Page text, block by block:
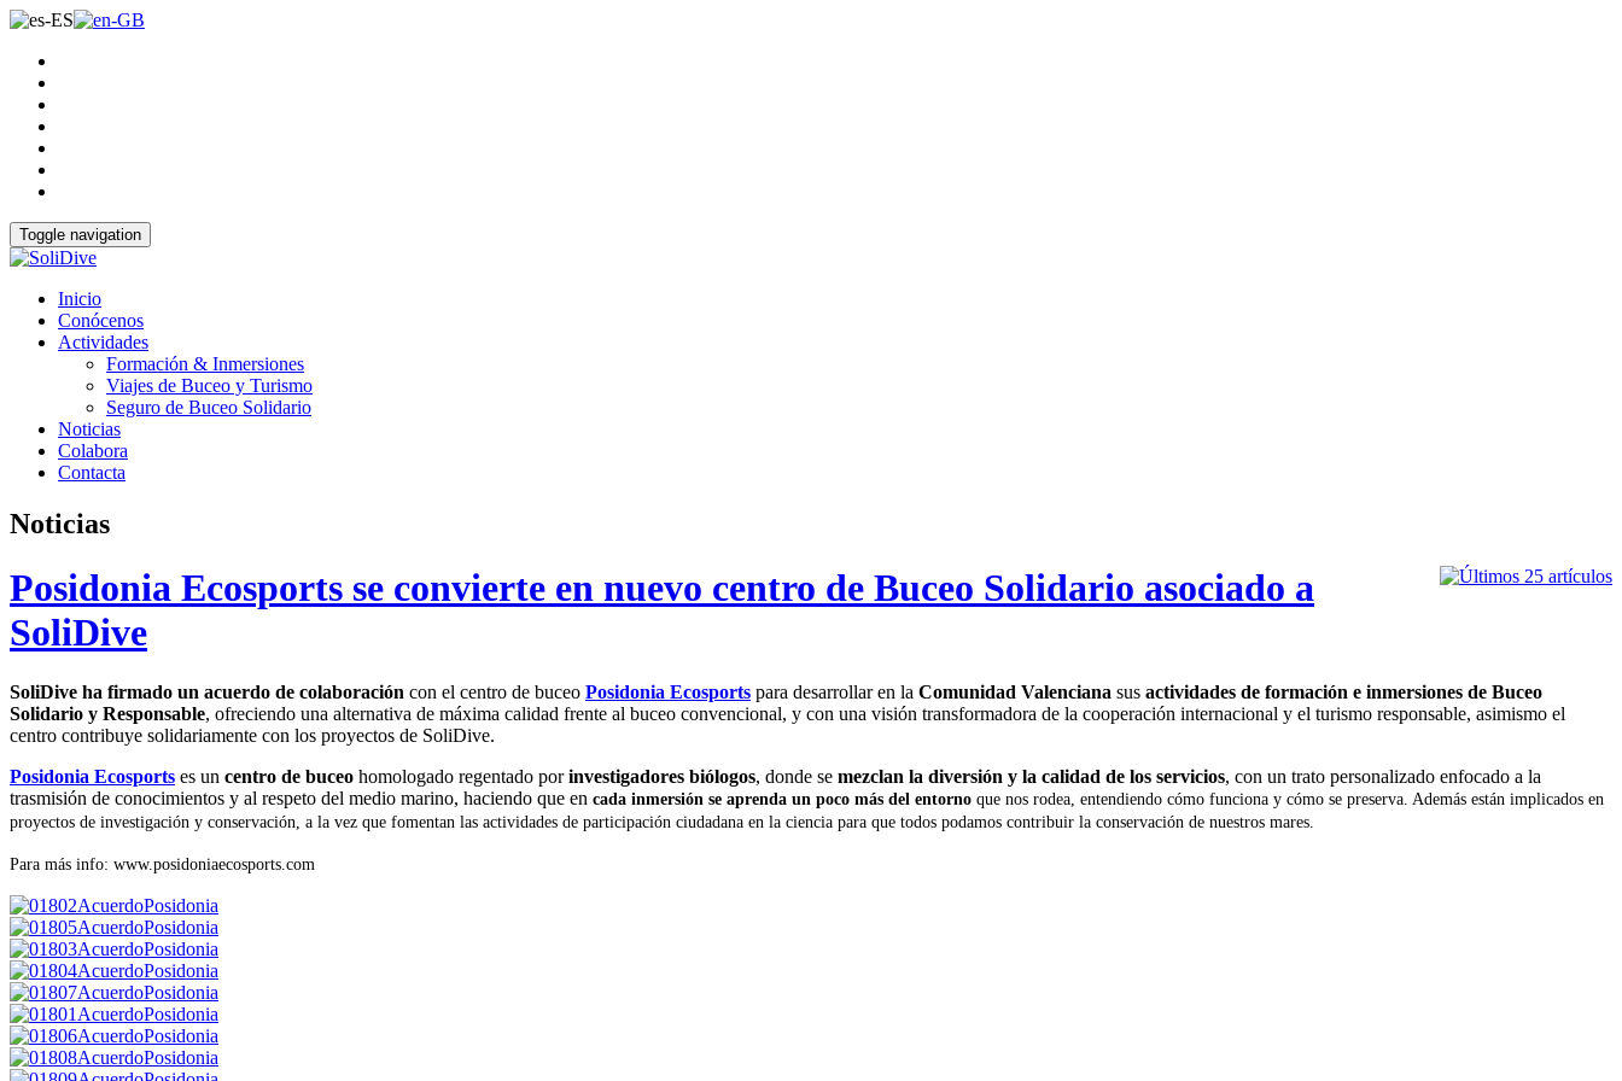
Toggle navigation
Inicio
Conócenos
Actividades
Formación & Inmersiones
Viajes de Buceo y Turismo
Seguro de Buceo Solidario
Noticias
Colabora
Contacta
Noticias
Posidonia Ecosports se convierte en nuevo centro de Buceo Solidario asociado a
SoliDive
SoliDive ha firmado un acuerdo de colaboración con el centro de buceo Posidonia Ecosports para desarrollar en la Comunidad Valenciana sus actividades de formación e inmersiones de Buceo
Solidario y Responsable, ofreciendo una alternativa de máxima calidad frente al buceo convencional, y con una visión transformadora de la cooperación internacional y el turismo responsable, asimismo el
centro contribuye solidariamente con los proyectos de SoliDive.
Posidonia Ecosports es un centro de buceo homologado regentado porinvestigadores biólogos, donde se mezclan la diversión y la calidad de los servicios, con un trato personalizado enfocado a la
trasmisión de conocimientos y al respeto del medio marino, haciendo que en cada inmersión se aprenda un poco más del entorno que nos rodea, entendiendo cómo funciona y cómo se preserva. Además están implicados en
proyectos de investigación y conservación, a la vez que fomentan las actividades de participación ciudadana en la ciencia para que todos podamos contribuir la conservación de nuestros mares.
Para más info: www.posidoniaecosports.com